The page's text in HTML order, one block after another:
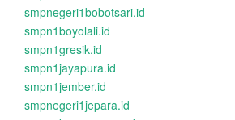
smpnegeri1bobotsari.id
smpn1boyolali.id
smpn1gresik.id
smpn1jayapura.id
smpn1jember.id
smpnegeri1jepara.id